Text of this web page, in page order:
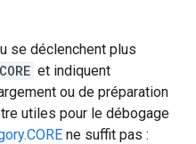
se déclenchent plus
CORE et indiquent
ou de préparation
utiles pour le débogage
ne suffit pas :